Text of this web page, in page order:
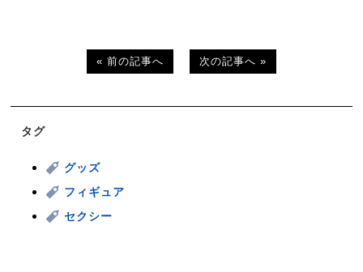
« 前の記事へ 次の記事へ »
タグ
グッズ
フィギュア
セクシー